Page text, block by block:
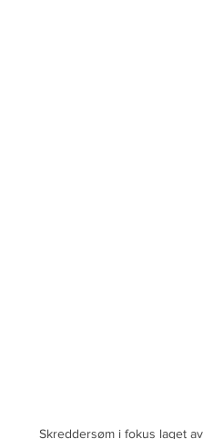
Skreddersøm i fokus laget